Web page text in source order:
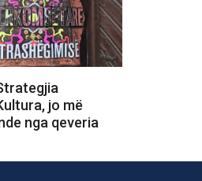
jo më
nga qeveria